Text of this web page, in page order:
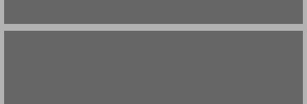
ב. האפראט ... 21